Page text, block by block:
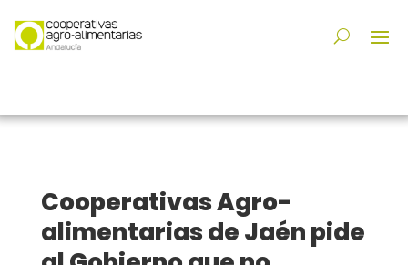
Cooperativas Agro-
alimentarias de Jaén pide